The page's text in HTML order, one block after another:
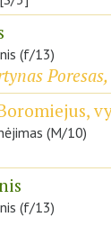
(f/13)
(M/10)
(f/13)